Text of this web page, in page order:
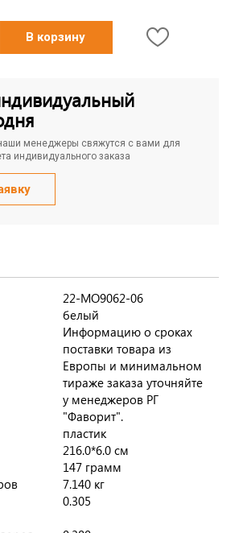
В корзину
наши менеджеры свяжутся с вами для
индивидуального заказа
22-MO9062-06
белый
Информацию о сроках
поставки товара из
Европы и минимальном
тираже заказа уточняйте
у менеджеров РГ
"Фаворит".
пластик
216.0*6.0 см
147 грамм
7.140 кг
0.305